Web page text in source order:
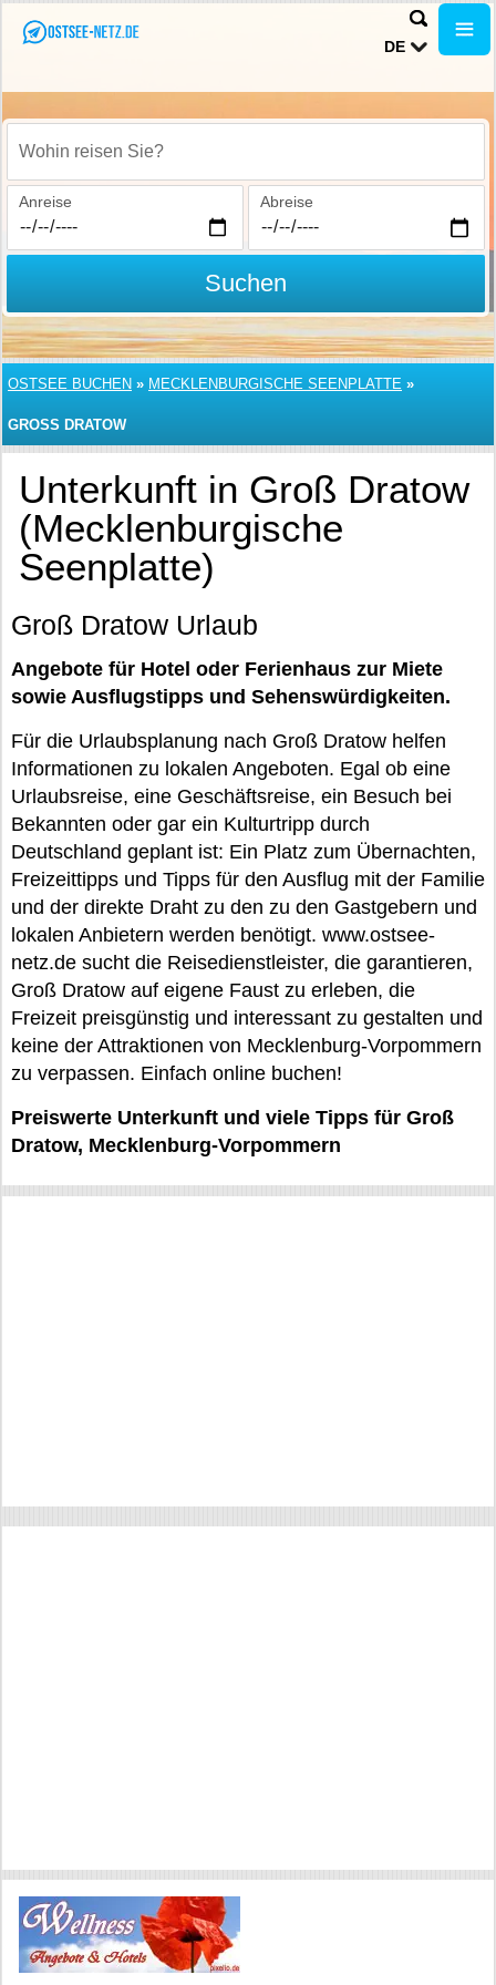
DE
Wohin reisen Sie?
Anreise Abreise
Suchen
OSTSEE BUCHEN » MECKLENBURGISCHE SEENPLATTE »
GROSS DRATOW
Unterkunft in Groß Dratow
(Mecklenburgische
Seenplatte)
Groß Dratow Urlaub
Angebote für Hotel oder Ferienhaus zur Miete
sowie Ausflugstipps und Sehenswürdigkeiten.
Für die Urlaubsplanung nach Groß Dratow helfen
Informationen zu lokalen Angeboten. Egal ob eine
Urlaubsreise, eine Geschäftsreise, ein Besuch bei
Bekannten oder gar ein Kulturtripp durch
Deutschland geplant ist: Ein Platz zum Übernachten,
Freizeittipps und Tipps für den Ausflug mit der Familie
und der direkte Draht zu den zu den Gastgebern und
lokalen Anbietern werden benötigt. www.ostsee-
netz.de sucht die Reisedienstleister, die garantieren,
Groß Dratow auf eigene Faust zu erleben, die
Freizeit preisgünstig und interessant zu gestalten und
keine der Attraktionen von Mecklenburg-Vorpommern
zu verpassen. Einfach online buchen!
Preiswerte Unterkunft und viele Tipps für Groß
Dratow, Mecklenburg-Vorpommern